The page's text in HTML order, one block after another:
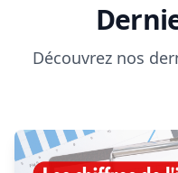
Découvrez nos